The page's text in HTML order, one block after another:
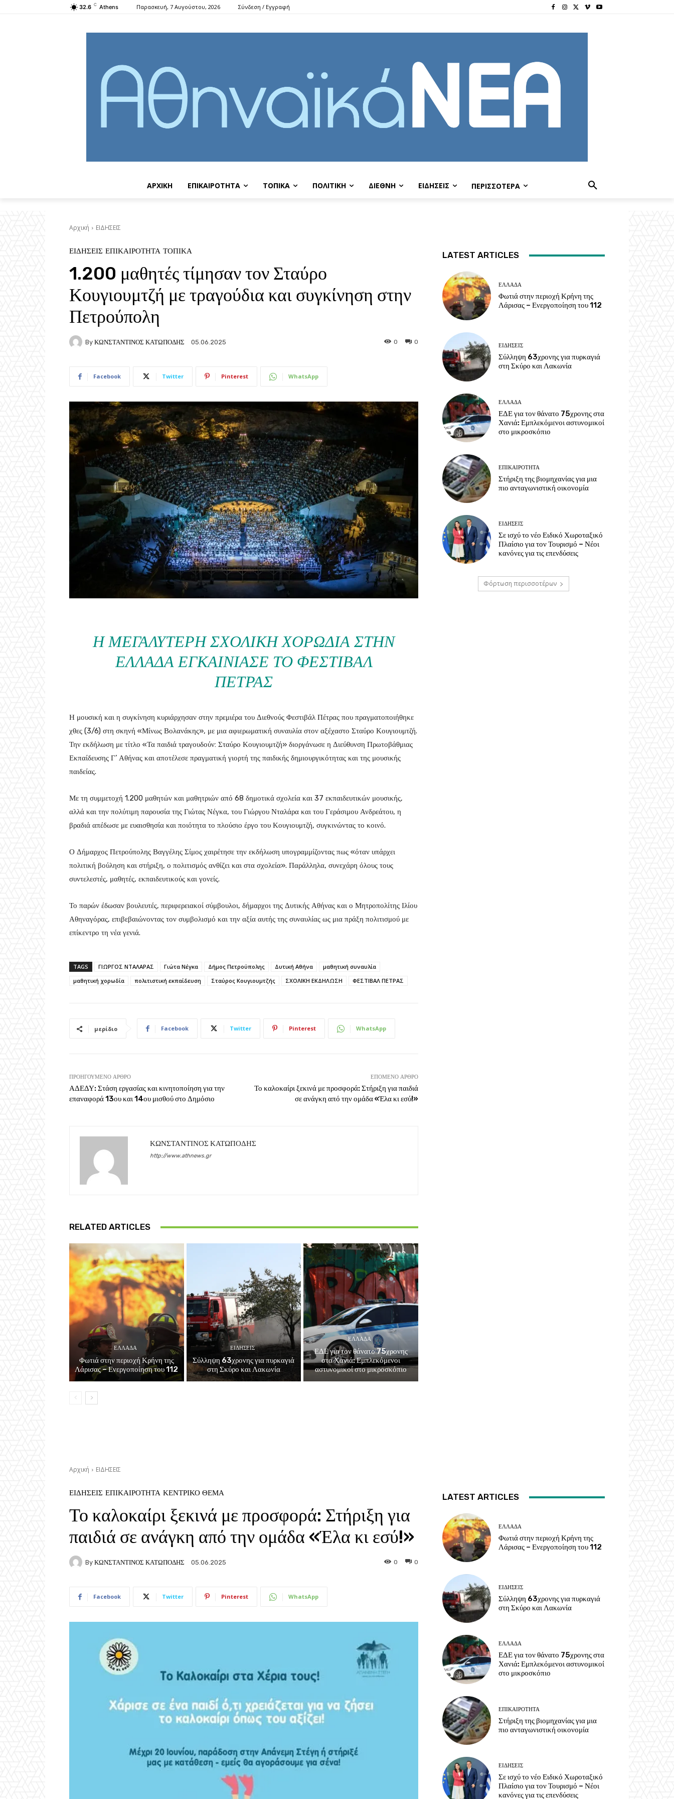
32.6 C Athens Παρασκευή, 7 Αυγούστου, 2026 Σύνδεση / Εγγραφή
ΑΡΧΙΚΗ ΕΠΙΚΑΙΡΟΤΗΤΑ ΤΟΠΙΚΑ ΠΟΛΙΤΙΚΗ ΔΙΕΘΝΗ EIΔΗΣΕΙΣ ΠΕΡΙΣΣΟΤΕΡΑ
Αρχική ΕΙΔΗΣΕΙΣ
ΕΙΔΗΣΕΙΣ ΕΠΙΚΑΙΡΟΤΗΤΑ ΤΟΠΙΚΑ
1.200 μαθητές τίμησαν τον Σταύρο
Κουγιουμτζή με τραγούδια και συγκίνηση στην
Πετρούπολη
By ΚΩΝΣΤΑΝΤΙΝΟΣ ΚΑΤΩΠΟΔΗΣ 05.06.2025 0
0
Facebook Twitter Pinterest WhatsApp
Η ΜΕΓΑΛΎΤΕΡΗ ΣΧΟΛΙΚΉ ΧΟΡΩΔΊΑ ΣΤΗΝ
ΕΛΛΆΔΑ ΕΓΚΑΙΝΊΑΣΕ ΤΟ ΦΕΣΤΙΒΆΛ
ΠΈΤΡΑΣ
Η μουσική και η συγκίνηση κυριάρχησαν στην πρεμιέρα του Διεθνούς Φεστιβάλ Πέτρας που πραγματοποιήθηκε
χθες (3/6) στη σκηνή «Μίνως Βολανάκης», με μια αφιερωματική συναυλία στον αξέχαστο Σταύρο Κουγιουμτζή.
Την εκδήλωση με τίτλο «Τα παιδιά τραγουδούν: Σταύρο Κουγιουμτζή» διοργάνωσε η Διεύθυνση Πρωτοβάθμιας
Εκπαίδευσης Γ’ Αθήνας και αποτέλεσε πραγματική γιορτή της παιδικής δημιουργικότητας και της μουσικής
παιδείας.
Με τη συμμετοχή 1.200 μαθητών και μαθητριών από 68 δημοτικά σχολεία και 37 εκπαιδευτικών μουσικής,
αλλά και την πολύτιμη παρουσία της Γιώτας Νέγκα, του Γιώργου Νταλάρα και του Γεράσιμου Ανδρεάτου, η
βραδιά απέδωσε με ευαισθησία και ποιότητα το πλούσιο έργο του Κουγιουμτζή, συγκινώντας το κοινό.
Ο Δήμαρχος Πετρούπολης Βαγγέλης Σίμος χαιρέτησε την εκδήλωση υπογραμμίζοντας πως «όταν υπάρχει
πολιτική βούληση και στήριξη, ο πολιτισμός ανθίζει και στα σχολεία». Παράλληλα, συνεχάρη όλους τους
συντελεστές, μαθητές, εκπαιδευτικούς και γονείς.
Το παρών έδωσαν βουλευτές, περιφερειακοί σύμβουλοι, δήμαρχοι της Δυτικής Αθήνας και ο Μητροπολίτης Ιλίου
Αθηναγόρας, επιβεβαιώνοντας τον συμβολισμό και την αξία αυτής της συναυλίας ως μια πράξη πολιτισμού με
επίκεντρο τη νέα γενιά.
TAGS ΓΙΩΡΓΟΣ ΝΤΑΛΑΡΑΣ Γιώτα Νέγκα Δήμος Πετρούπολης Δυτική Αθήνα
μαθητική συναυλία
μαθητική χορωδία
πολιτιστική εκπαίδευση Σταύρος Κουγιουμτζής ΣΧΟΛΙΚΗ ΕΚΔΗΛΩΣΗ ΦΕΣΤΙΒΑΛ ΠΕΤΡΑΣ
μερίδιο Facebook Twitter Pinterest WhatsApp
ΠΡΟΗΓΟΎΜΕΝΟ ΆΡΘΡΟ
ΑΔΕΔΥ: Στάση εργασίας και κινητοποίηση για την
επαναφορά 13ου και 14ου μισθού στο Δημόσιο
ΕΠΌΜΕΝΟ ΆΡΘΡΟ
Το καλοκαίρι ξεκινά με προσφορά: Στήριξη για παιδιά
σε ανάγκη από την ομάδα «Έλα κι εσύ!»
ΚΩΝΣΤΑΝΤΙΝΟΣ ΚΑΤΩΠΟΔΗΣ
http://www.athnews.gr
RELATED ARTICLES
ΕΛΛΑΔΑ
Φωτιά στην περιοχή Κρήνη της
Λάρισας – Ενεργοποίηση του 112
ΕΙΔΗΣΕΙΣ
Σύλληψη 63χρονης για πυρκαγιά
στη Σκύρο και Λακωνία
ΕΛΛΑΔΑ
ΕΔΕ για τον θάνατο 75χρονης
στα Χανιά: Εμπλεκόμενοι
αστυνομικοί στο μικροσκόπιο
LATEST ARTICLES
ΕΛΛΑΔΑ
Φωτιά στην περιοχή Κρήνη της
Λάρισας – Ενεργοποίηση του 112
ΕΙΔΗΣΕΙΣ
Σύλληψη 63χρονης για πυρκαγιά
στη Σκύρο και Λακωνία
ΕΛΛΑΔΑ
ΕΔΕ για τον θάνατο 75χρονης στα
Χανιά: Εμπλεκόμενοι αστυνομικοί
στο μικροσκόπιο
ΕΠΙΚΑΙΡΟΤΗΤΑ
Στήριξη της βιομηχανίας για μια
πιο ανταγωνιστική οικονομία
ΕΙΔΗΣΕΙΣ
Σε ισχύ το νέο Ειδικό Χωροταξικό
Πλαίσιο για τον Τουρισμό – Νέοι
κανόνες για τις επενδύσεις
Φόρτωση περισσοτέρων